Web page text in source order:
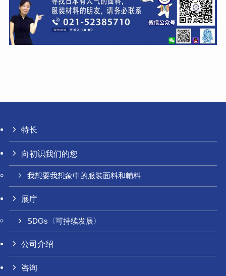
特长
向初识我们的您
我想要我想象中的服装面料和輔料
展庁
SDGs〈可持续发展〉
公司介绍
咨询